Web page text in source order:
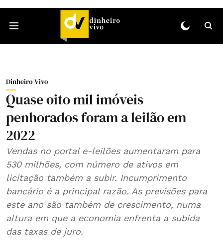
Dinheiro Vivo
Quase oito mil imóveis
penhorados foram a leilão em
2022
Vendas no portal e-leilões aumentaram para
530 milhões, com número de ativos em
licitação também a subir. Incumprimento
bancário é a principal razão. As previsões para
este ano são também de crescimento, numa
altura em que a economia enfrenta a subida
das taxas de juro.